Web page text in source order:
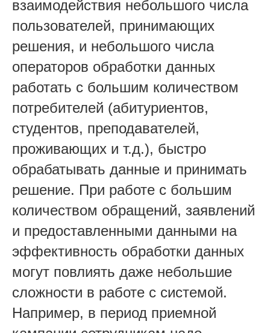
взаимодействия небольшого числа
пользователей, принимающих
решения, и небольшого числа
операторов обработки данных
работать с большим количеством
потребителей (абитуриентов,
студентов, преподавателей,
проживающих и т.д.), быстро
обрабатывать данные и принимать
решение. При работе с большим
количеством обращений, заявлений
и предоставленными данными на
эффективность обработки данных
могут повлиять даже небольшие
сложности в работе с системой.
Например, в период приемной